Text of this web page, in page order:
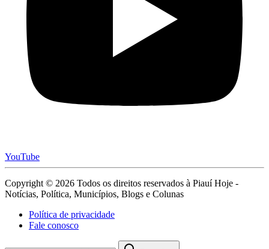
YouTube
Copyright © 2026 Todos os direitos reservados à Piauí Hoje -
Notícias, Política, Municípios, Blogs e Colunas
Política de privacidade
Fale conosco